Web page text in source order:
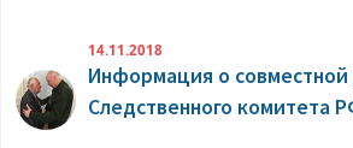
14.11.2018
Информация о
Следственного комитета